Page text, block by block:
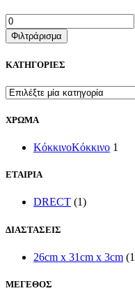
Ελάχιστη
τιμή
Φιλτράρισμα
ΚΑΤΗΓΟΡΙΕΣ
ΧΡΩΜΑ
ΚόκκινοΚόκκινο 1
ΕΤΑΙΡΙΑ
DRECT (1)
ΔΙΑΣΤΑΣΕΙΣ
26cm x 31cm x 3cm
ΜΕΓΕΘΟΣ